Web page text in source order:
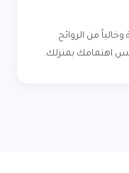
من الروائح
اهتمامك بمنزلك.